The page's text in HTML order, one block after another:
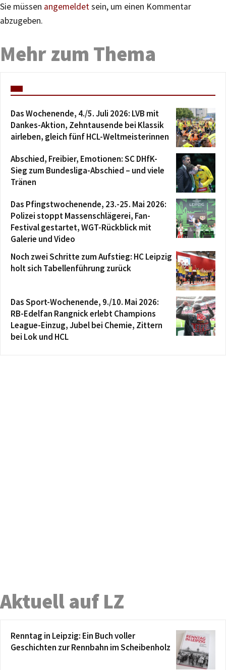
Sie müssen angemeldetsein, um einen Kommentar
abzugeben.
Mehr zum Thema
Das Wochenende, 4./5. Juli 2026: LVB mit
Dankes-Aktion, Zehntausende bei Klassik
airleben, gleich fünf HCL-Weltmeisterinnen
Abschied, Freibier, Emotionen: SC DHfK-
Sieg zum Bundesliga-Abschied – und viele
Tränen
Das Pfingstwochenende, 23.-25. Mai 2026:
Polizei stoppt Massenschlägerei, Fan-
Festival gestartet, WGT-Rückblick mit
Galerie und Video
Noch zwei Schritte zum Aufstieg: HC Leipzig
holt sich Tabellenführung zurück
Das Sport-Wochenende, 9./10. Mai 2026:
RB-Edelfan Rangnick erlebt Champions
League-Einzug, Jubel bei Chemie, Zittern
bei Lok und HCL
Aktuell auf LZ
Renntag in Leipzig: Ein Buch voller
Geschichten zur Rennbahn im Scheibenholz